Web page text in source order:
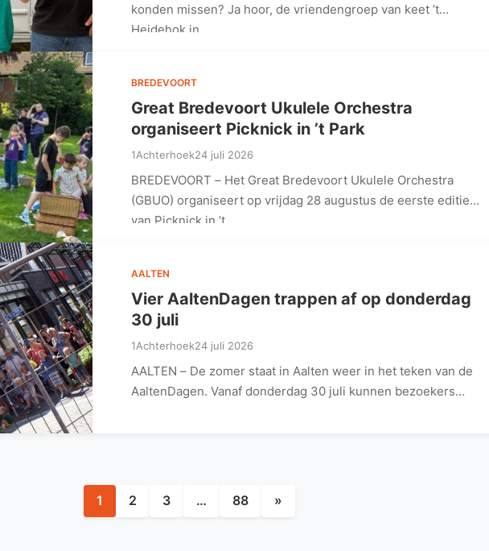
konden missen? Ja hoor, de vriendengroep van keet ’t
Heidehok in…
BREDEVOORT
Great Bredevoort Ukulele Orchestra
organiseert Picknick in ’t Park
1Achterhoek24 juli 2026
BREDEVOORT – Het Great Bredevoort Ukulele Orchestra
(GBUO) organiseert op vrijdag 28 augustus de eerste editie
van Picknick in ’t…
AALTEN
Vier AaltenDagen trappen af op donderdag
30 juli
1Achterhoek24 juli 2026
AALTEN – De zomer staat in Aalten weer in het teken van de
AaltenDagen. Vanaf donderdag 30 juli kunnen bezoekers…
paginering
1 2 3 … 88 »